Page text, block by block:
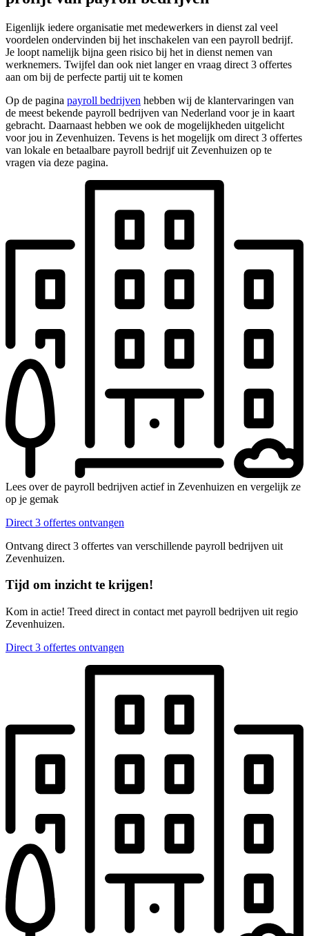
Eigenlijk iedere organisatie met medewerkers in dienst zal veel
voordelen ondervinden bij het inschakelen van een payroll bedrijf.
Je loopt namelijk bijna geen risico bij het in dienst nemen van
werknemers. Twijfel dan ook niet langer en vraag direct 3 offertes
aan om bij de perfecte partij uit te komen
Op de pagina payroll bedrijven hebben wij de klantervaringen van
de meest bekende payroll bedrijven van Nederland voor je in kaart
gebracht. Daarnaast hebben we ook de mogelijkheden uitgelicht
voor jou in Zevenhuizen. Tevens is het mogelijk om direct 3 offertes
van lokale en betaalbare payroll bedrijf uit Zevenhuizen op te
vragen via deze pagina.
Lees over de payroll bedrijven actief in Zevenhuizen en vergelijk ze
op je gemak
Direct 3 offertes ontvangen
Ontvang direct 3 offertes van verschillende payroll bedrijven uit
Zevenhuizen.
Tijd om inzicht te krijgen!
Kom in actie! Treed direct in contact met payroll bedrijven uit regio
Zevenhuizen.
Direct 3 offertes ontvangen